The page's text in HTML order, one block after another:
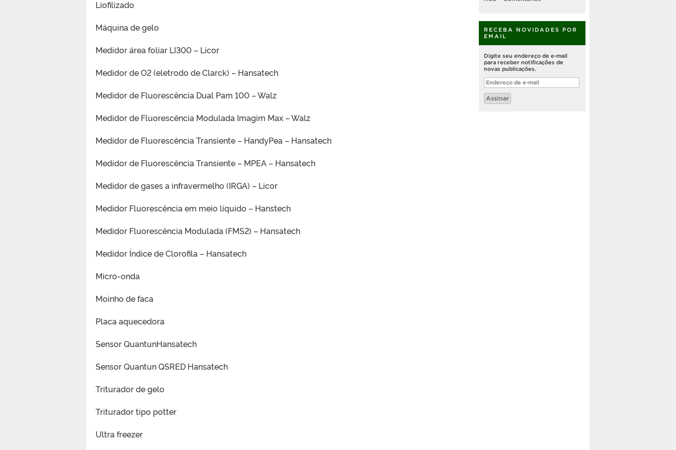
Liofilizado
Máquina de gelo
Medidor área foliar LI300 – Licor
Medidor de O2 (eletrodo de Clarck) – Hansatech
Medidor de Fluorescência Dual Pam 100 – Walz
Medidor de Fluorescência Modulada Imagim Max – Walz
Medidor de Fluorescência Transiente – HandyPea – Hansatech
Medidor de Fluorescência Transiente – MPEA – Hansatech
Medidor de gases a infravermelho (IRGA) – Licor
Medidor Fluorescência em meio líquido – Hanstech
Medidor Fluorescência Modulada (FMS2) – Hansatech
Medidor Índice de Clorofila – Hansatech
Micro-onda
Moinho de faca
Placa aquecedora
Sensor QuantunHansatech
Sensor Quantun QSRED Hansatech
Triturador de gelo
Triturador tipo potter
Ultra freezer
RECEBA NOVIDADES POR
EMAIL
Digite seu endereço de e-mail
para receber notificações de
novas publicações.
Endereço
de
e-
mail
Assinar